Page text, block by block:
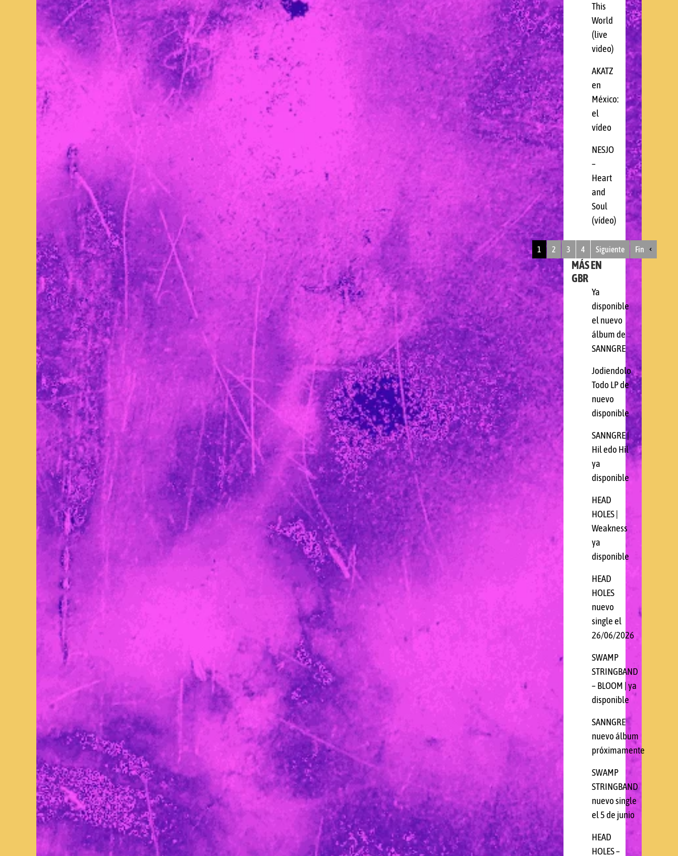
This
World
(live
video)
AKATZ
en
México:
el
vídeo
NESJO
–
Heart
and
Soul
(vídeo)
1 2 3 4 Siguiente Fin
MÁS EN
GBR
Ya
disponible
el nuevo
álbum de
SANNGRE
Jodiendolo
Todo LP de
nuevo
disponible
SANNGRE |
Hil edo Hil
ya
disponible
HEAD
HOLES |
Weakness
ya
disponible
HEAD
HOLES
nuevo
single el
26/06/2026
SWAMP
STRINGBAND
– BLOOM | ya
disponible
SANNGRE
nuevo álbum
próximamente
SWAMP
STRINGBAND
nuevo single
el 5 de junio
HEAD
HOLES –